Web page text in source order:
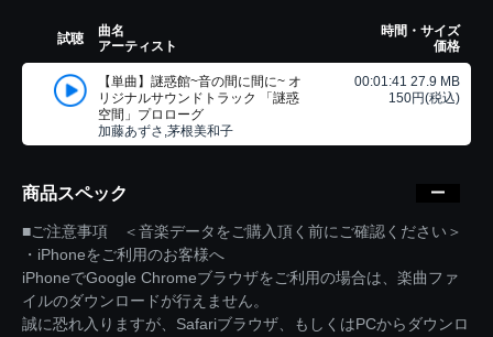
試聴
曲名
アーティスト
時間・サイズ
価格
【単曲】謎惑館~音の間に間に~ オ
リジナルサウンドトラック 「謎惑
空間」プロローグ
加藤あずさ,茅根美和子
00:01:41 27.9 MB
150円(税込)
商品スペック
■ご注意事項 ＜音楽データをご購入頂く前にご確認ください＞
・iPhoneをご利用のお客様へ
iPhoneでGoogle Chromeブラウザをご利用の場合は、楽曲ファ
イルのダウンロードが行えません。
誠に恐れ入りますが、Safariブラウザ、もしくはPCからダウンロ